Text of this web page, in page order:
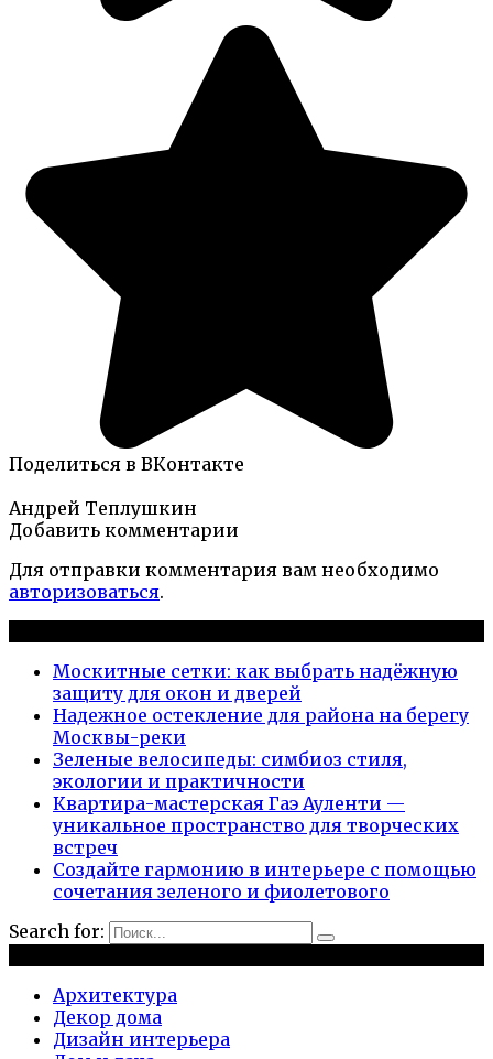
Поделиться в ВКонтакте
Андрей Теплушкин
Добавить комментарии
Для отправки комментария вам необходимо
авторизоваться.
Москитные сетки: как выбрать надёжную
защиту для окон и дверей
Надежное остекление для района на берегу
Москвы-реки
Зеленые велосипеды: симбиоз стиля,
экологии и практичности
Квартира-мастерская Гаэ Ауленти —
уникальное пространство для творческих
встреч
Создайте гармонию в интерьере с помощью
сочетания зеленого и фиолетового
Search for:
Архитектура
Декор дома
Дизайн интерьера